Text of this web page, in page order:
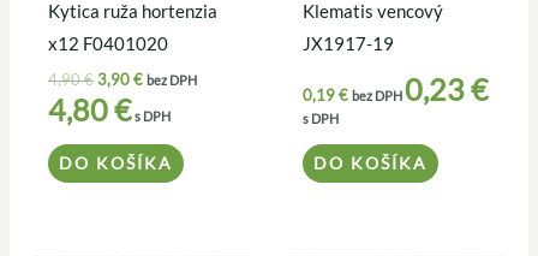
Kytica ruža hortenzia
x12 F0401020
4,90€3,90€ bez DPH
4,80€s DPH
DO KOŠÍKA
Klematis vencový
JX1917-19
0,19€ bez DPH0,23€
s DPH
DO KOŠÍKA